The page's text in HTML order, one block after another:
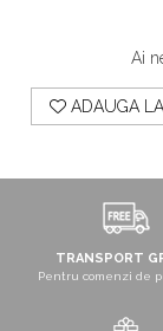
Ai
ADAUGA
TRANSPORT
Pentru comenzi de